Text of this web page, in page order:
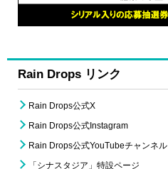
Rain Drops リンク
Rain Drops公式X
Rain Drops公式Instagram
Rain Drops公式YouTubeチャンネル
「シナスタジア」特設ページ